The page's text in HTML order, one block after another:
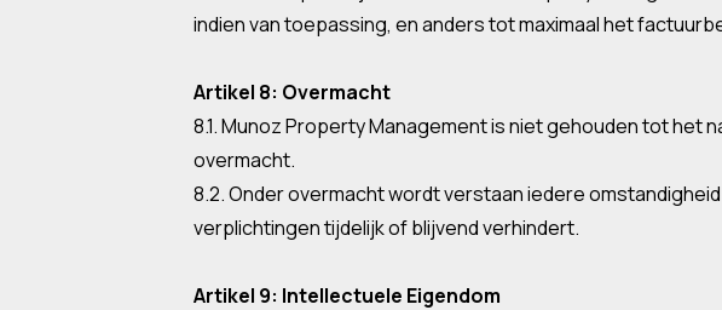
indien van toepassing, en anders tot maximaal het
Artikel 8: Overmacht
8.1. Munoz Property Management is niet gehouden tot het
overmacht.
8.2. Onder overmacht wordt verstaan iedere
verplichtingen tijdelijk of blijvend verhindert.
Artikel 9: Intellectuele Eigendom